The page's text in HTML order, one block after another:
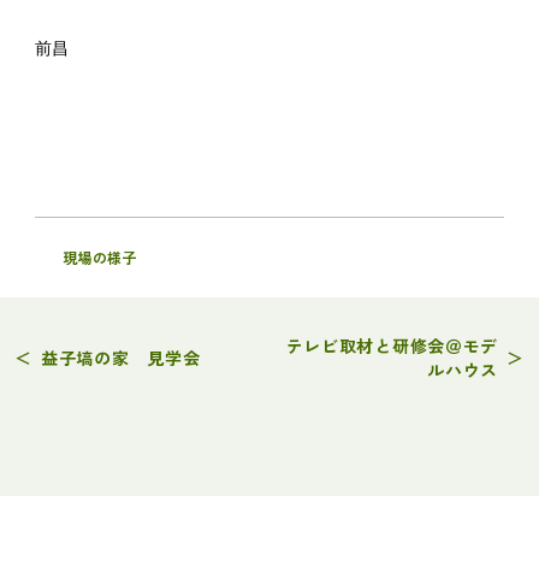
前昌
現場の様子
＜ 益子塙の家 見学会
テレビ取材と研修会＠モデ
ルハウス ＞